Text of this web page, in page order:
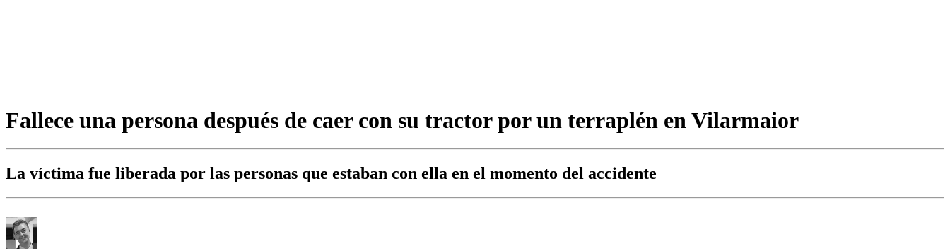
Fallece una persona después de caer con su tractor por un terraplén en Vilarmaior
La víctima fue liberada por las personas que estaban con ella en el momento del accidente